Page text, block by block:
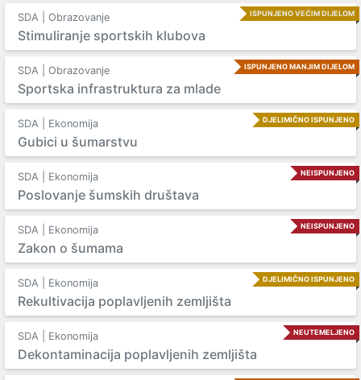
ISPUNJENO VEĆIM DIJELOM
SDA | Obrazovanje
Stimuliranje sportskih klubova
ISPUNJENO MANJIM DIJELOM
SDA | Obrazovanje
Sportska infrastruktura za mlade
DJELIMIČNO ISPUNJENO
SDA | Ekonomija
Gubici u šumarstvu
NEISPUNJENO
SDA | Ekonomija
Poslovanje šumskih društava
NEISPUNJENO
SDA | Ekonomija
Zakon o šumama
DJELIMIČNO ISPUNJENO
SDA | Ekonomija
Rekultivacija poplavljenih zemljišta
NEUTEMELJENO
SDA | Ekonomija
Dekontaminacija poplavljenih zemljišta